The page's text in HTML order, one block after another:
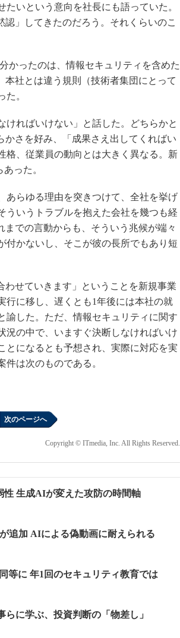
いという意向を社長にも語っていた。
」してきたのだろう。それくらいのこ
かったのは、情報セキュリティを含めた
本社とは違う規則（技術者集団にとって
。
ればいけない」と話した。どちらかと
さを好み、「成果さえ出してくればい
格、従業員の動向とは大きく異なる。新
った。
らゆる理由を突きつけて、全社を挙げ
ういうトラブルを抱えた会社を幾つも経
での言動からも、そういう兆候が端々
付かないし、そこが彼の長所でもあり短
せていきます」ということを新規事業
行に移し、遅くとも1年後には本社の就
諭した。ただ、情報セキュリティに関す
況の中で、いますぐ決断しなければいけ
とになるとも予想され、実際に対応を実
は次のものである。
次のページへ
Copyright © ITmedia, Inc. All Rights Reserved.